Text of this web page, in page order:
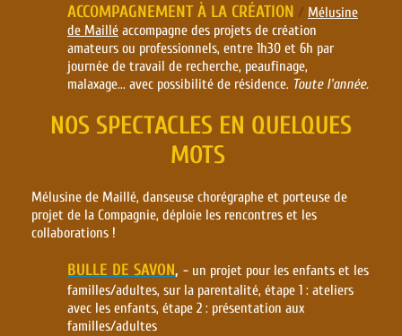
ACCOMPAGNEMENT À LA CRÉATION / Mélusine
de Maillé accompagne des projets de création
amateurs ou professionnels, entre 1h30 et 6h par
journée de travail de recherche, peaufinage,
malaxage... avec possibilité de résidence. Toute l'année.
NOS SPECTACLES EN QUELQUES
MOTS
Mélusine de Maillé, danseuse chorégraphe et porteuse de
projet de la Compagnie, déploie les rencontres et les
collaborations !
BULLE DE SAVON, - un projet pour les enfants et les
familles/adultes, sur la parentalité, étape 1 : ateliers
avec les enfants, étape 2 : présentation aux
familles/adultes